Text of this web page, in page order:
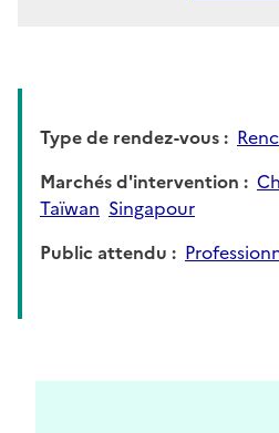
Type de rendez-vous
Marchés d'intervention
Taïwan Singapour
Public attendu